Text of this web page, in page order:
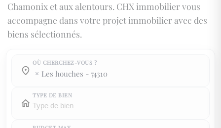
Chamonix et aux alentours. CHX immobilier vous
accompagne dans votre projet immobilier avec des
biens sélectionnés.
OÙ CHERCHEZ-VOUS ?
Où cherchez-vous ?
les houches - 74310
Où cherchez-vous ?
TYPE DE BIEN